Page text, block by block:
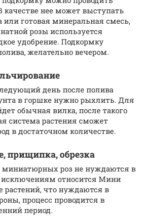
качестве нее может выступать
или готовая минеральная смесь,
розы используется
удобрение. Подкормку
желательно вечером.
день после полива
в горшке нужно рыхлить. Для
обычная вилка, после такого
система растения сможет
в достаточном количестве.
прищипка, обрезка
роз не нуждаются в
исключениям относится Мини
что нуждаются в
процесс проводится в
период.